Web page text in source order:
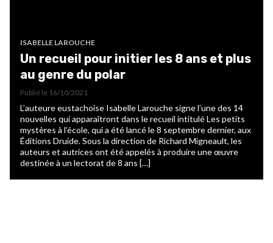
ISABELLE LAROUCHE
Un recueil pour initier les 8 ans et plus
au genre du polar
Publié le 16/10/2021
L’auteure eustachoise Isabelle Larouche signe l’une des 14
nouvelles qui apparaîtront dans le recueil intitulé Les petits
mystères à l’école, qui a été lancé le 8 septembre dernier, aux
Éditions Druide. Sous la direction de Richard Migneault, les
auteurs et autrices ont été appelés à produire une œuvre
destinée à un lectorat de 8 ans […]